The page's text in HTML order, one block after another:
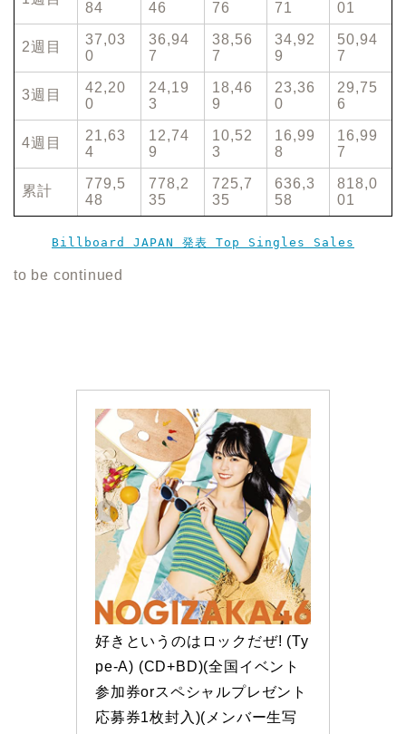
84
46
76
71
01
2週目
37,03
0
36,94
7
38,56
7
34,92
9
50,94
7
3週目
42,20
0
24,19
3
18,46
9
23,36
0
29,75
6
4週目
21,63
4
12,74
9
10,52
3
16,99
8
16,99
7
累計
779,5
48
778,2
35
725,7
35
636,3
58
818,0
01
Billboard JAPAN 発表 Top Singles Sales
to be continued
好きというのはロックだぜ! (Ty
pe-A) (CD+BD)(全国イベント
参加券orスペシャルプレゼント
応募券1枚封入)(メンバー生写